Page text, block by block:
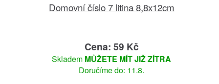
Domovní číslo 7 litina 8,8x12cm
Cena: 59 Kč
Skladem MŮŽETE MÍT JIŽ ZÍTRA
Doručíme do: 11.8.